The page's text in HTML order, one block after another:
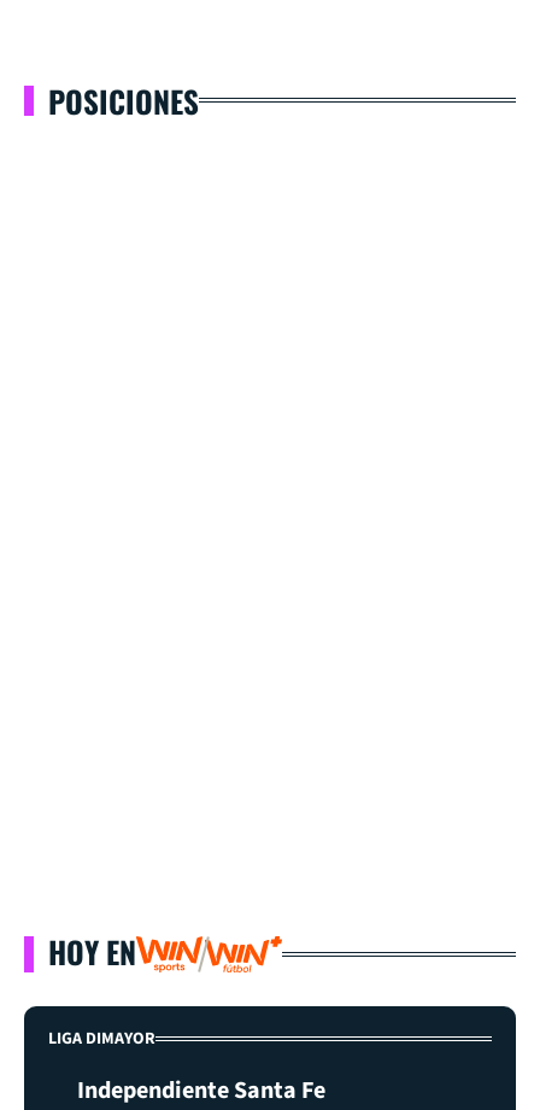
POSICIONES
HOY EN
LIGA DIMAYOR
Independiente Santa Fe